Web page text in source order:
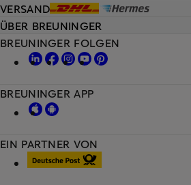
VERSAND
ÜBER BREUNINGER
EIN PARTNER VON
BREUNINGER FOLGEN
BREUNINGER APP